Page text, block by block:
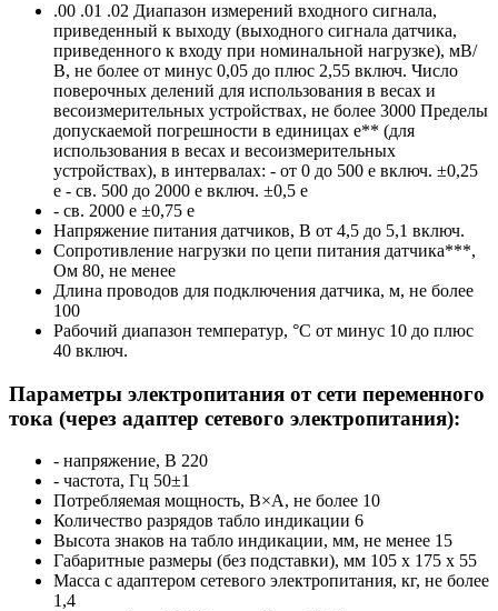
.00 .01 .02 Диапазон измерений входного сигнала,
приведенный к выходу (выходного сигнала датчика,
приведенного к входу при номинальной нагрузке), мВ/
В, не более от минус 0,05 до плюс 2,55 включ. Число
поверочных делений для использования в весах и
весоизмерительных устройствах, не более 3000 Пределы
допускаемой погрешности в единицах е** (для
использования в весах и весоизмерительных
устройствах), в интервалах: - от 0 до 500 е включ. ±0,25
е - св. 500 до 2000 е включ. ±0,5 е
- св. 2000 е ±0,75 е
Напряжение питания датчиков, В от 4,5 до 5,1 включ.
Сопротивление нагрузки по цепи питания датчика***,
Ом 80, не менее
Длина проводов для подключения датчика, м, не более
100
Рабочий диапазон температур, °С от минус 10 до плюс
40 включ.
Параметры электропитания от сети переменного
тока (через адаптер сетевого электропитания):
- напряжение, В 220
- частота, Гц 50±1
Потребляемая мощность, В×А, не более 10
Количество разрядов табло индикации 6
Высота знаков на табло индикации, мм, не менее 15
Габаритные размеры (без подставки), мм 105 х 175 х 55
Масса с адаптером сетевого электропитания, кг, не более
1,4